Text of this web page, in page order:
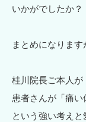
いかがでしたか？
まとめになりま
桂川院長ご本人が
患者さんが「痛い
という強い考えと